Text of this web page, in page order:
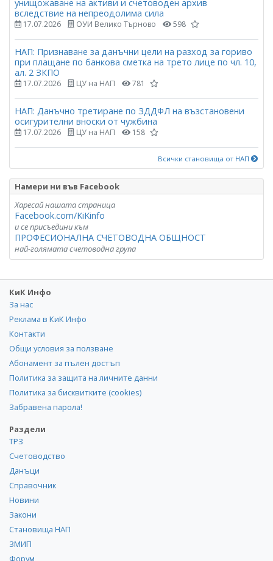
унищожаване на активи и счетоводен архив
вследствие на непреодолима сила
17.07.2026 ОУИ Велико Търново 598
НАП: Признаване за данъчни цели на разход за гориво
при плащане по банкова сметка на трето лице по чл. 10,
ал. 2 ЗКПО
17.07.2026 ЦУ на НАП 781
НАП: Данъчно третиране по ЗДДФЛ на възстановени
осигурителни вноски от чужбина
17.07.2026 ЦУ на НАП 158
Всички становища от НАП
Намери ни във Facebook
Харесай нашата страница
Facebook.com/KiKinfo
и се присъедини към
ПРОФЕСИОНАЛНА СЧЕТОВОДНА ОБЩНОСТ
най-голямата счетоводна група
КиК Инфо
За нас
Реклама в КиК Инфо
Контакти
Общи условия за ползване
Абонамент за пълен достъп
Политика за защита на личните данни
Политика за бисквитките (cookies)
Забравена парола!
Раздели
ТРЗ
Счетоводство
Данъци
Справочник
Новини
Закони
Становища НАП
ЗМИП
Форум